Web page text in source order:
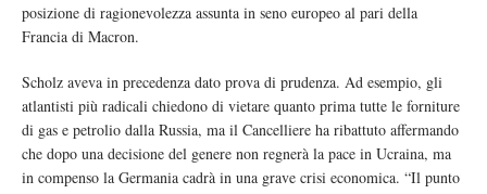
posizione di ragionevolezza assunta in seno europeo al pari della
Francia di Macron.
Scholz aveva in precedenza dato prova di prudenza. Ad esempio, gli
atlantisti più radicali chiedono di vietare quanto prima tutte le forniture
di gas e petrolio dalla Russia, ma il Cancelliere ha ribattuto affermando
che dopo una decisione del genere non regnerà la pace in Ucraina, ma
in compenso la Germania cadrà in una grave crisi economica. “Il punto